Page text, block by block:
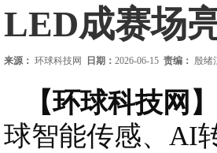
LED成赛场
来源： 环球科技网 日期： 2026-06-15 责编： 殷绪
【环球科技网】
球智能传感、AI